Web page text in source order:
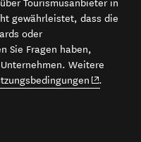
Tourismusanbieter in
gewährleistet, dass die
oder
Sie Fragen haben,
Weitere
(opens in
.